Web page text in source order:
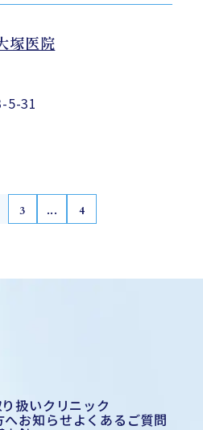
塚医院
5-31
3 ... 4
扱いクリニック
へお知らせよくあるご質問